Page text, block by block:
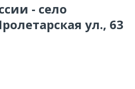
- село
ул., 63